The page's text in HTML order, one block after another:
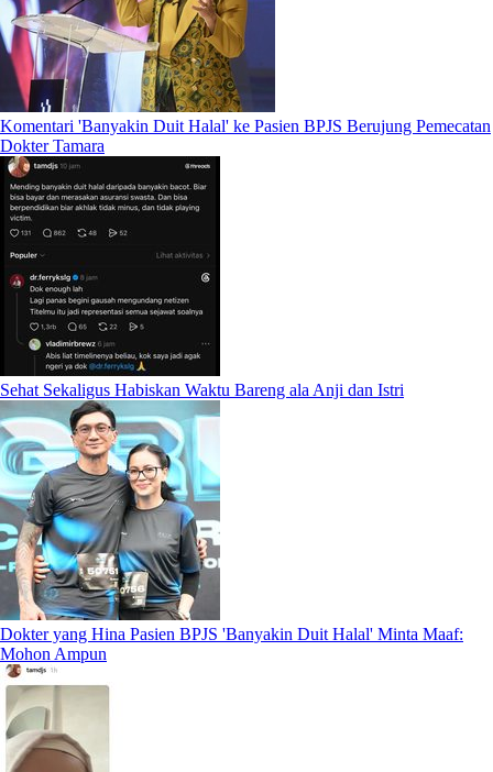
Komentari 'Banyakin Duit Halal' ke Pasien BPJS Berujung Pemecatan
Dokter Tamara
Sehat Sekaligus Habiskan Waktu Bareng ala Anji dan Istri
Dokter yang Hina Pasien BPJS 'Banyakin Duit Halal' Minta Maaf:
Mohon Ampun